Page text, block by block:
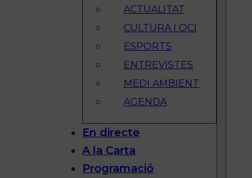
ACTUALITAT
CULTURA I OCI
ESPORTS
ENTREVISTES
MEDI AMBIENT
AGENDA
En directe
A la Carta
Programació